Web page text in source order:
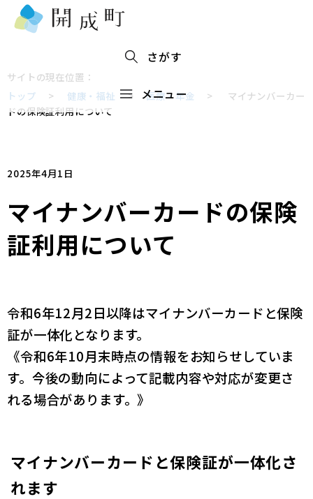
さがす
メニュー
サイトの現在位置：
トップ > 健康・福祉 >医療・年金 >
マイナンバーカー
ドの保険証利用について
2025年4月1日
マイナンバーカードの保険
証利用について
令和6年12月2日以降はマイナンバーカードと保険
証が一体化となります。
《令和6年10月末時点の情報をお知らせしていま
す。今後の動向によって記載内容や対応が変更さ
れる場合があります。》
マイナンバーカードと保険証が一体化さ
れます